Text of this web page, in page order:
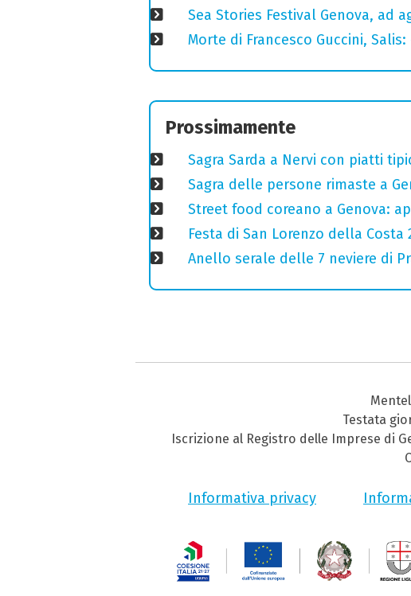
Sea Stories Festival Genova,
Morte di Francesco Guccini,
Prossimamente
Sagra Sarda a Nervi con piatti
Sagra delle persone rimaste a
Street food coreano a Genova:
Festa di San Lorenzo della
Anello serale delle 7 neviere di
Testata
Iscrizione al Registro delle Imprese di
Informativa privacy